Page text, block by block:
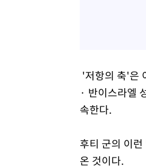
'저항의 축'은
· 반이스라엘
속한다.
후티 군의 이
온 것이다.